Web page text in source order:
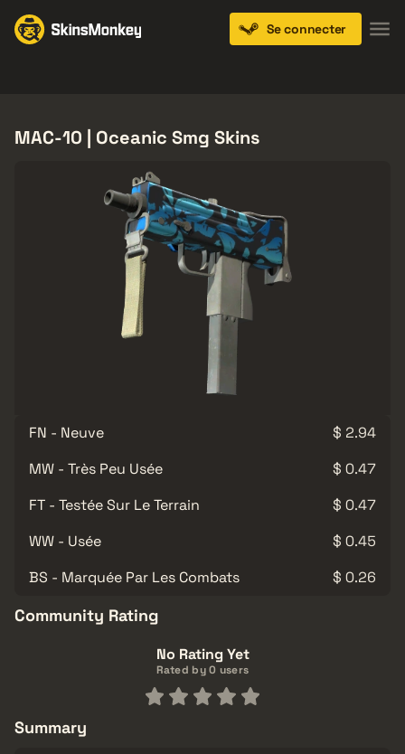
Se connecter
MAC-10 | Oceanic Smg Skins
FN - Neuve
$ 2.94
MW - Très Peu Usée
$ 0.47
FT - Testée Sur Le Terrain
$ 0.47
WW - Usée
$ 0.45
BS - Marquée Par Les Combats
$ 0.26
Community Rating
No Rating Yet
Rated by 0 users
Summary